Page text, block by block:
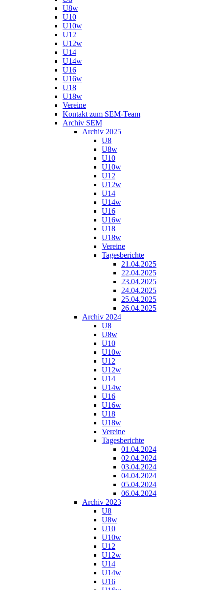
U8w
U10
U10w
U12
U12w
U14
U14w
U16
U16w
U18
U18w
Vereine
Kontakt zum SEM-Team
Archiv SEM
Archiv 2025
U8
U8w
U10
U10w
U12
U12w
U14
U14w
U16
U16w
U18
U18w
Vereine
Tagesberichte
21.04.2025
22.04.2025
23.04.2025
24.04.2025
25.04.2025
26.04.2025
Archiv 2024
U8
U8w
U10
U10w
U12
U12w
U14
U14w
U16
U16w
U18
U18w
Vereine
Tagesberichte
01.04.2024
02.04.2024
03.04.2024
04.04.2024
05.04.2024
06.04.2024
Archiv 2023
U8
U8w
U10
U10w
U12
U12w
U14
U14w
U16